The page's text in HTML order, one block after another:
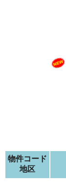
物件コード
地区